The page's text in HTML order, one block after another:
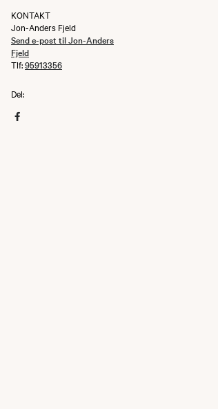
KONTAKT
Jon-Anders Fjeld
Send e-post til Jon-Anders
Fjeld
Tlf:95913356
Del: